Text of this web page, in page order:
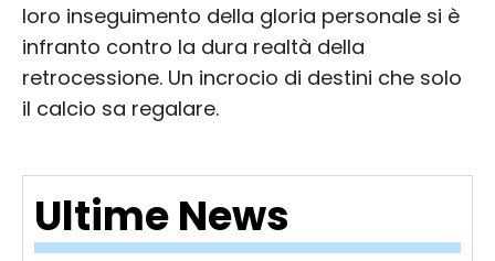
Ultime News
loro inseguimento della gloria personale si è
infranto contro la dura realtà della
retrocessione. Un incrocio di destini che solo
il calcio sa regalare.